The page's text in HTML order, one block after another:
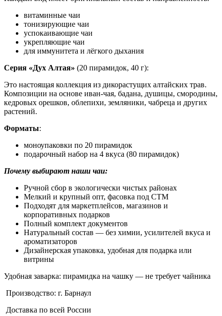
витаминные чаи
тонизирующие чаи
успокаивающие чаи
укрепляющие чаи
для иммунитета и лёгкого дыхания
Серия «Дух Алтая» (20 пирамидок, 40 г):
Это настоящая коллекция из дикорастущих алтайских трав.
Композиции на основе иван-чая, бадана, душицы, смородины,
кедровых орешков, облепихи, земляники, чабреца и других
растений.
Форматы:
моноупаковки по 20 пирамидок
подарочный набор на 4 вкуса (80 пирамидок)
Почему выбирают наши чаи:
Ручной сбор в экологически чистых районах
Мелкий и крупный опт, фасовка под СТМ
Подходят для маркетплейсов, магазинов и
корпоративных подарков
Полный комплект документов
Натуральный состав — без химии, усилителей вкуса и
ароматизаторов
Дизайнерская упаковка, удобная для подарка или
витрины
Удобная заварка: пирамидка на чашку — не требует чайника
Производство: г. Барнаул
Доставка по всей России